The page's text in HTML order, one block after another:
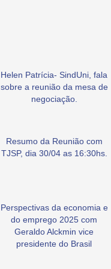
Helen Patrícia- SindUni, fala
sobre a reunião da mesa de
negociação.
Resumo da Reunião com
TJSP, dia 30/04 as 16:30hs.
Perspectivas da economia e
do emprego 2025 com
Geraldo Alckmin vice
presidente do Brasil